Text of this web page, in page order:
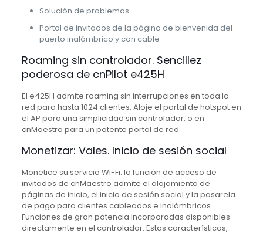
Solución de problemas
Portal de invitados de la página de bienvenida del
puerto inalámbrico y con cable
Roaming sin controlador. Sencillez
poderosa de cnPilot e425H
El e425H admite roaming sin interrupciones en toda la
red para hasta 1024 clientes. Aloje el portal de hotspot en
el AP para una simplicidad sin controlador, o en
cnMaestro para un potente portal de red.
Monetizar: Vales. Inicio de sesión social
Monetice su servicio Wi-Fi: la función de acceso de
invitados de cnMaestro admite el alojamiento de
páginas de inicio, el inicio de sesión social y la pasarela
de pago para clientes cableados e inalámbricos.
Funciones de gran potencia incorporadas disponibles
directamente en el controlador. Estas características,